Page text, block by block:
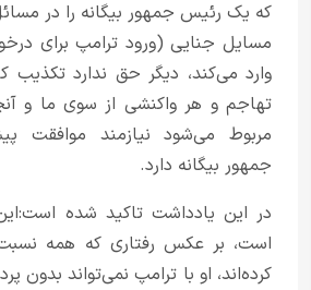
که یک رئیس جمهور بیگانه را در
مسایل جنایی (ورود ترامپ برای
وارد می‌کند، دیگر حق ندارد تکذیب
تهاجم و هر واکنشی از سوی ما و
مربوط می‌شود نیازمند موافقت
جمهور بیگانه دارد.
در این یادداشت تاکید شده است:‌این
است، بر عکس رفتاری که همه نسبت
کرده‌اند، او با ترامپ نمی‌تواند بدون